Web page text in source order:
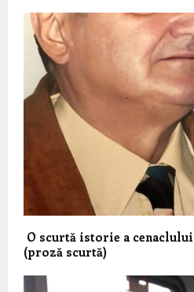
O scurtă istorie a cenaclului
(proză scurtă)